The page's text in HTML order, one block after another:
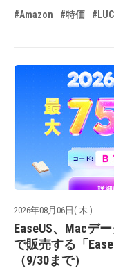
#Amazon #特価
2026年08月06日( 木 )
EaseUS、Macデ
で販売する「
（9/30まで）